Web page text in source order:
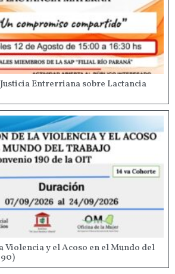
Entrerriana sobre Lactancia
Violencia y el Acoso en el Mundo del